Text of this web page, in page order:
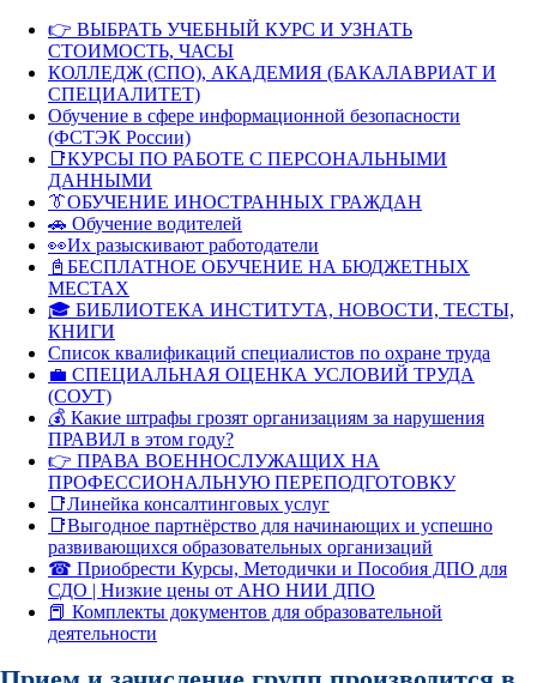
👉 ВЫБРАТЬ УЧЕБНЫЙ КУРС И УЗНАТЬ
СТОИМОСТЬ, ЧАСЫ
КОЛЛЕДЖ (СПО), АКАДЕМИЯ (БАКАЛАВРИАТ И
СПЕЦИАЛИТЕТ)
Обучение в сфере информационной безопасности
(ФСТЭК России)
📑КУРСЫ ПО РАБОТЕ С ПЕРСОНАЛЬНЫМИ
ДАННЫМИ
👔ОБУЧЕНИЕ ИНОСТРАННЫХ ГРАЖДАН
🚗 Обучение водителей
👀Их разыскивают работодатели
📓БЕСПЛАТНОЕ ОБУЧЕНИЕ НА БЮДЖЕТНЫХ
МЕСТАХ
🎓 БИБЛИОТЕКА ИНСТИТУТА, НОВОСТИ, ТЕСТЫ,
КНИГИ
Список квалификаций специалистов по охране труда
💼 СПЕЦИАЛЬНАЯ ОЦЕНКА УСЛОВИЙ ТРУДА
(СОУТ)
💰 Какие штрафы грозят организациям за нарушения
ПРАВИЛ в этом году?
👉 ПРАВА ВОЕННОСЛУЖАЩИХ НА
ПРОФЕССИОНАЛЬНУЮ ПЕРЕПОДГОТОВКУ
📑Линейка консалтинговых услуг
📑Выгодное партнёрство для начинающих и успешно
развивающихся образовательных организаций
☎ Приобрести Курсы, Методички и Пособия ДПО для
СДО | Низкие цены от АНО НИИ ДПО
📕 Комплекты документов для образовательной
деятельности